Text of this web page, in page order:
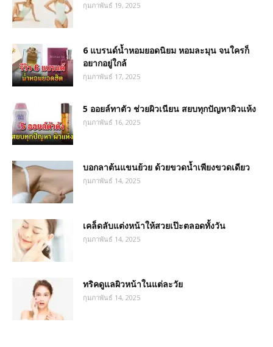
กุมภาพันธ์ 19, 2025
6 แบรนด์น้ำหอมยอดนิยม หอมละมุน จนใครก็
อยากอยู่ใกล้
กุมภาพันธ์ 17, 2025
5 ออยล์ทาตัว ช่วยผิวเนียน สยบทุกปัญหาผิวแห้ง
กุมภาพันธ์ 16, 2025
บอกลาต้นแขนย้วย ด้วยขวดน้ำเพียงขวดเดียว
กุมภาพันธ์ 14, 2025
เคล็ดลับแต่งหน้าให้สวยเป๊ะตลอดทั้งวัน
กุมภาพันธ์ 14, 2025
ทริคดูแลผิวหน้าในแต่ละวัย
กุมภาพันธ์ 14, 2025